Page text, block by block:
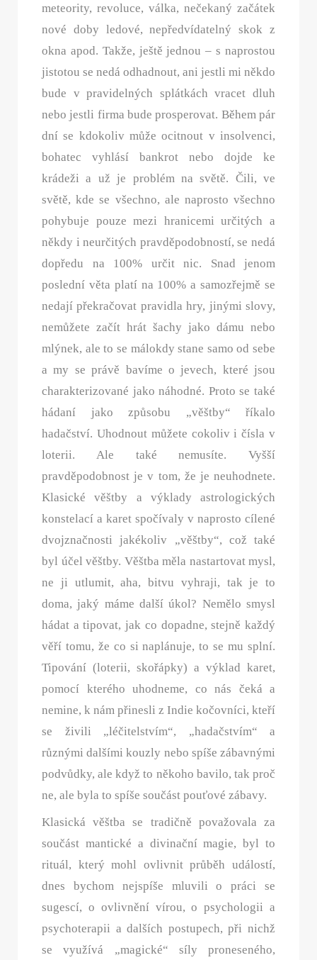
meteority, revoluce, válka, nečekaný začátek
nové doby ledové, nepředvídatelný skok z
okna apod. Takže, ještě jednou – s naprostou
jistotou se nedá odhadnout, ani jestli mi někdo
bude v pravidelných splátkách vracet dluh
nebo jestli firma bude prosperovat. Během pár
dní se kdokoliv může ocitnout v insolvenci,
bohatec vyhlásí bankrot nebo dojde ke
krádeži a už je problém na světě. Čili, ve
světě, kde se všechno, ale naprosto všechno
pohybuje pouze mezi hranicemi určitých a
někdy i neurčitých pravděpodobností, se nedá
dopředu na 100% určit nic. Snad jenom
poslední věta platí na 100% a samozřejmě se
nedají překračovat pravidla hry, jinými slovy,
nemůžete začít hrát šachy jako dámu nebo
mlýnek, ale to se málokdy stane samo od sebe
a my se právě bavíme o jevech, které jsou
charakterizované jako náhodné. Proto se také
hádaní jako způsobu „věštby“ říkalo
hadačství. Uhodnout můžete cokoliv i čísla v
loterii. Ale také nemusíte. Vyšší
pravděpodobnost je v tom, že je neuhodnete.
Klasické věštby a výklady astrologických
konstelací a karet spočívaly v naprosto cílené
dvojznačnosti jakékoliv „věštby“, což také
byl účel věštby. Věštba měla nastartovat mysl,
ne ji utlumit, aha, bitvu vyhraji, tak je to
doma, jaký máme další úkol? Nemělo smysl
hádat a tipovat, jak co dopadne, stejně každý
věří tomu, že co si naplánuje, to se mu splní.
Tipování (loterii, skořápky) a výklad karet,
pomocí kterého uhodneme, co nás čeká a
nemine, k nám přinesli z Indie kočovníci, kteří
se živili „léčitelstvím“, „hadačstvím“ a
různými dalšími kouzly nebo spíše zábavnými
podvůdky, ale když to někoho bavilo, tak proč
ne, ale byla to spíše součást pouťové zábavy.
Klasická věštba se tradičně považovala za
součást mantické a divinační magie, byl to
rituál, který mohl ovlivnit průběh událostí,
dnes bychom nejspíše mluvili o práci se
sugescí, o ovlivnění vírou, o psychologii a
psychoterapii a dalších postupech, při nichž
se využívá „magické“ síly proneseného,